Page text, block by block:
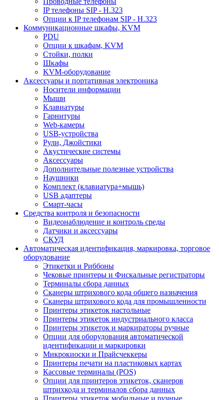
IP телефоны SIP - H.323
Опции к IP телефонам SIP - H.323
Коммуникационные шкафы, KVM
PDU
Опции к шкафам, KVM
Стойки, полки
Шкафы
KVM-оборудование
Аксессуары и портативная электроника
Носители информации
Мыши
Клавиатуры
Гарнитуры
Web-камеры
USB-устройства
Рули, Джойстики
Акустические системы
Аксессуары
Дополнительные полезные устройства
Наушники
Комплект (клавиатура+мышь)
USB адаптеры
Смарт-часы
Средства контроля и безопасности
Видеонаблюдение и контроль среды
Датчики и аксессуары
СКУД
Автоматическая идентификация, маркировка, торговое
оборудование
Этикетки и Риббоны
Чековые принтеры и Фискальные регистраторы
Терминалы сбора данных
Сканеры штрихового кода общего назначения
Сканеры штрихового кода для промышленности
Принтеры этикеток настольные
Принтеры этикеток индустриального класса
Принтеры этикеток и маркираторы ручные
Опции для оборудования автоматической
идентификации и маркировки
Микрокиоски и Прайсчеккеры
Принтеры печати на пластиковых картах
Кассовые терминалы (POS)
Опции для принтеров этикеток, сканеров
штрихкода и терминалов сбора данных